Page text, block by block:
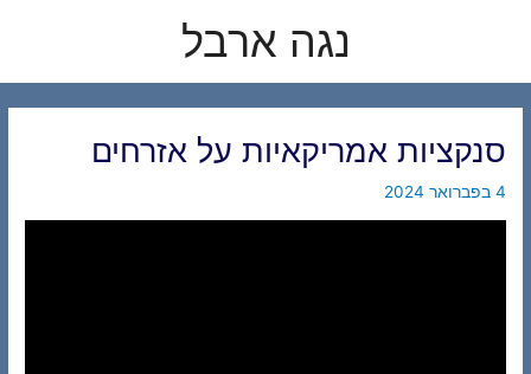
נגה ארבל
סנקציות אמריקאיות על אזרחים
4 בפברואר 2024